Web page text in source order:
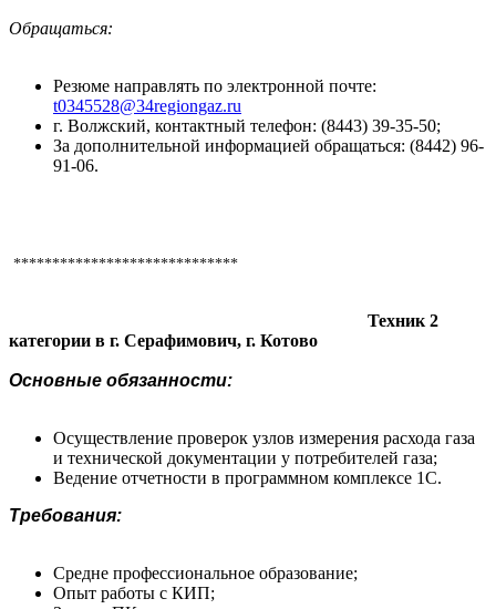
Обращаться:
Резюме направлять по электронной почте:
t0345528@34regiongaz.ru
г. Волжский, контактный телефон: (8443) 39-35-50;
За дополнительной информацией обращаться: (8442) 96-
91-06.
*****************************
Техник 2
категории в г. Серафимович, г. Котово
Основные обязанности:
Осуществление проверок узлов измерения расхода газа
и технической документации у потребителей газа;
Ведение отчетности в программном комплексе 1С.
Требования:
Средне профессиональное образование;
Опыт работы с КИП;